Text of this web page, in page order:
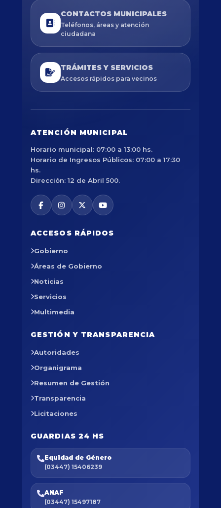
CONTACTOS MUNICIPALES
Teléfonos, áreas y atención
ciudadana
TRÁMITES Y SERVICIOS
Accesos rápidos para vecinos
ATENCIÓN MUNICIPAL
Horario municipal: 07:00 a 13:00 hs.
Horario de Ingresos Públicos: 07:00 a 17:30
hs.
Dirección: 12 de Abril 500.
ACCESOS RÁPIDOS
Gobierno
Áreas de Gobierno
Noticias
Servicios
Multimedia
GESTIÓN Y TRANSPARENCIA
Autoridades
Organigrama
Resumen de Gestión
Transparencia
Licitaciones
GUARDIAS 24 HS
Equidad de Género
(03447) 15406239
ANAF
(03447) 15497187